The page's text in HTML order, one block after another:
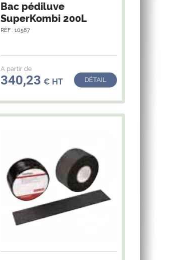
Bac pédiluve
SuperKombi 200L
RÉF : 10587
A partir de
340,23 € HT DÉTAIL